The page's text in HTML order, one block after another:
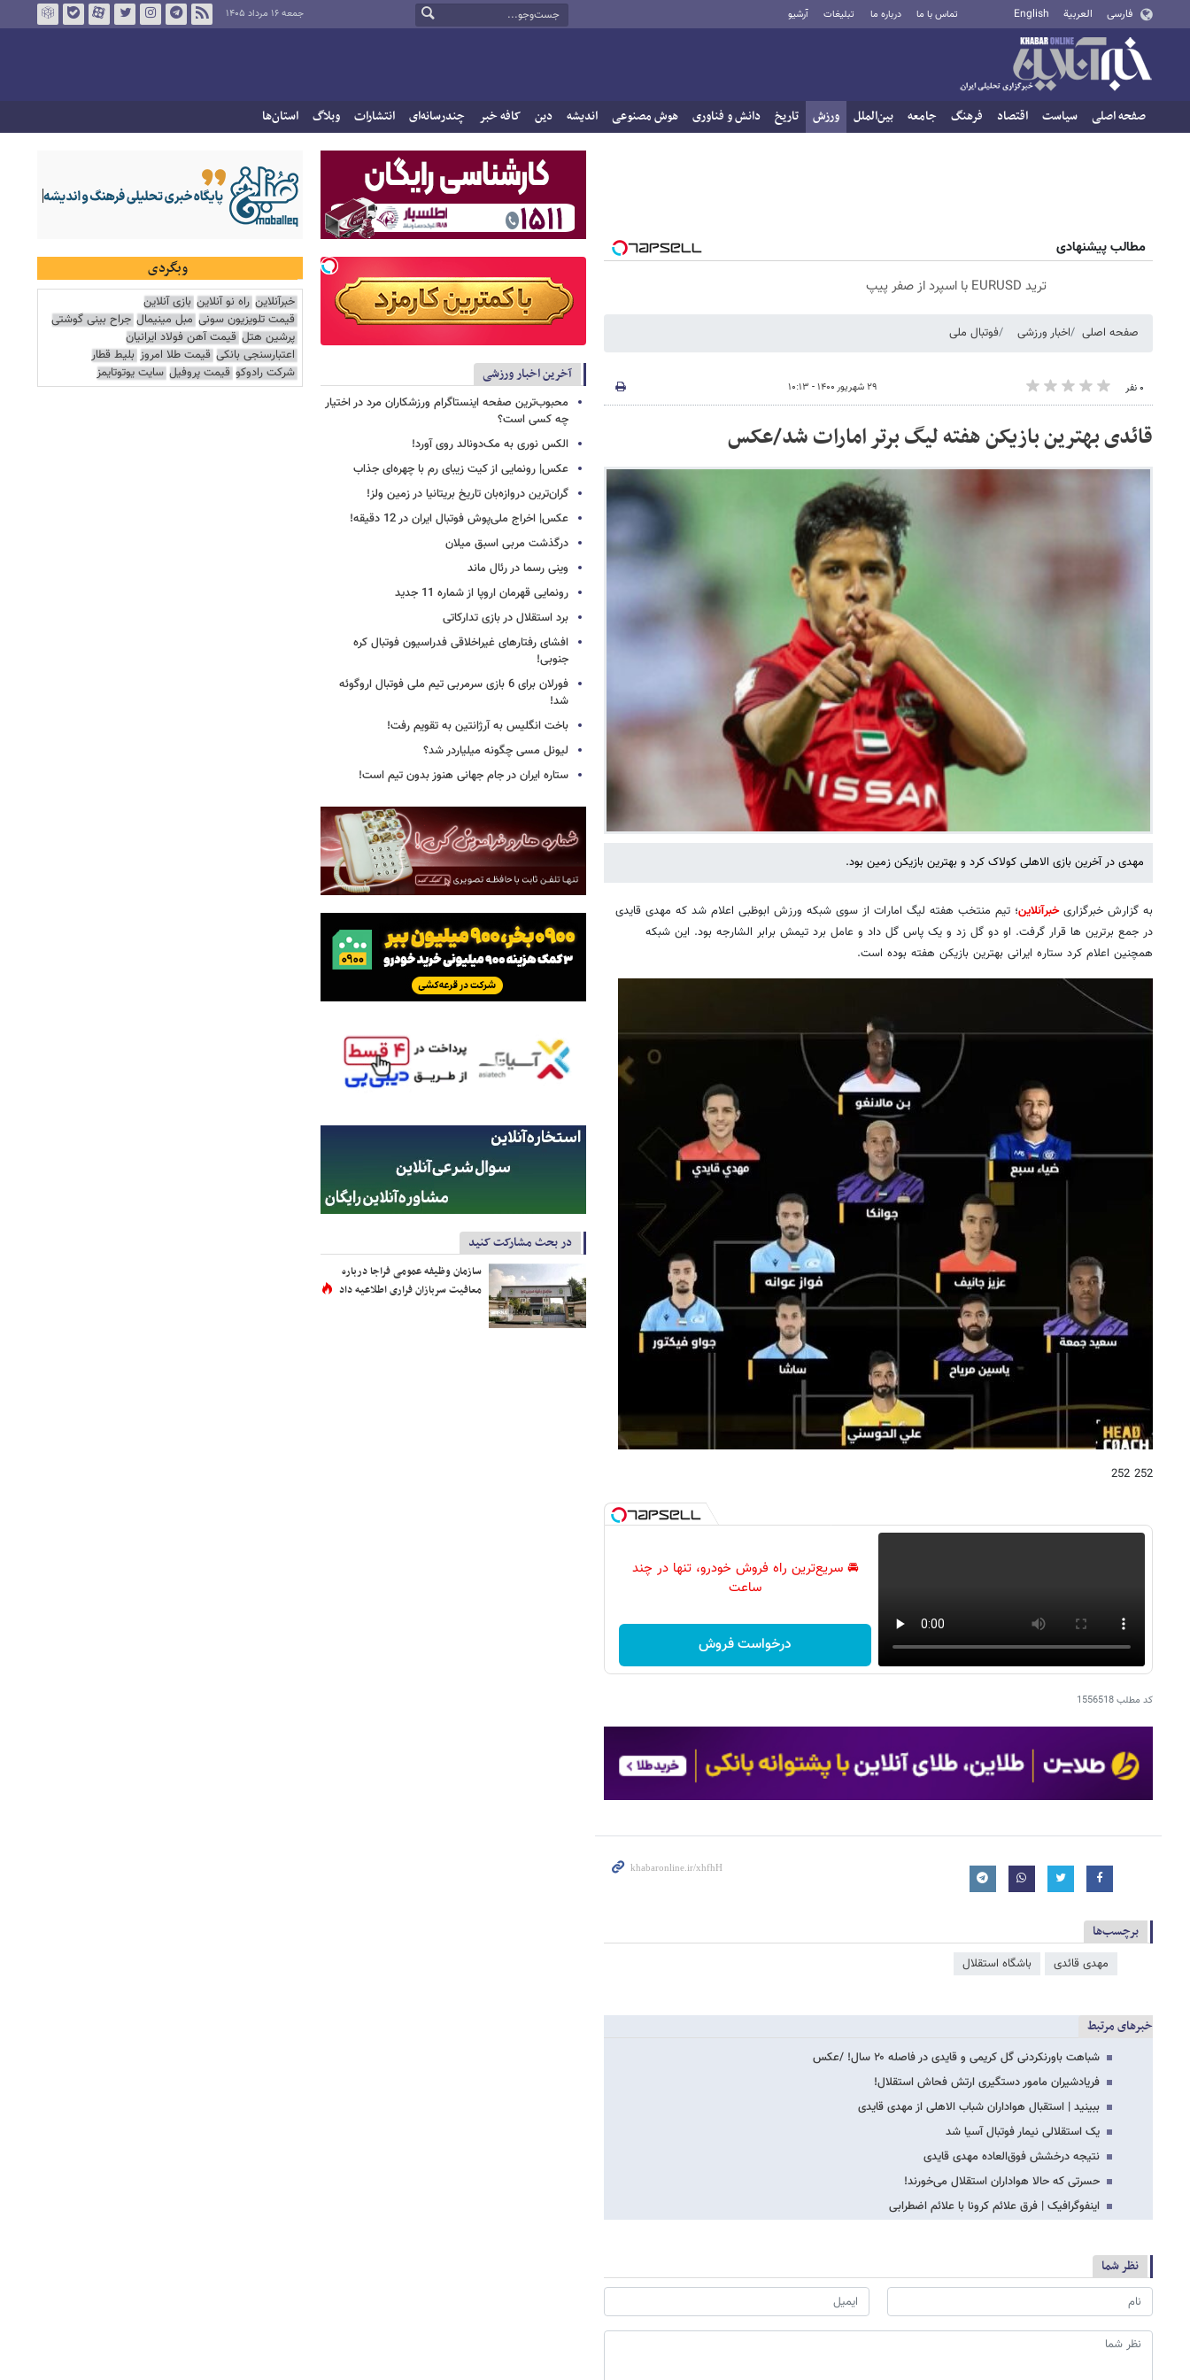
فارسی العربية English تماس با ما درباره ما تبلیغات آرشیو جمعه ۱۶ مرداد ۱۴۰۵
صفحه اصلی سیاست اقتصاد فرهنگ جامعه بین‌الملل ورزش تاریخ دانش و فناوری هوش مصنوعی اندیشه دین کافه خبر چندرسانه‌ای انتشارات وبلاگ استان‌ها
مطالب پیشنهادی
ترید EURUSD با اسپرد از صفر پیپ
صفحه اصلی اخبار ورزشی فوتبال ملی
۰ نفر ۲۹ شهریور ۱۴۰۰ - ۱۰:۱۳
قائدی بهترین بازیکن هفته لیگ برتر امارات شد/عکس
مهدی در آخرین بازی الاهلی کولاک کرد و بهترین بازیکن زمین بود.
به گزارش خبرگزاریخبرآنلاین؛ تیم منتخب هفته لیگ امارات از سوی شبکه ورزش ابوظبی اعلام شد که مهدی قایدی
در جمع برترین ها قرار گرفت. او دو گل زد و یک پاس گل داد و عامل برد تیمش برابر الشارجه بود. این شبکه
همچنین اعلام کرد ستاره ایرانی بهترین بازیکن هفته بوده است.
252 252
🚘 سریع‌ترین راه فروش خودرو، تنها در چند
ساعت
درخواست فروش
کد مطلب1556518
برچسب‌ها
مهدی قائدی باشگاه استقلال
خبرهای مرتبط
شباهت باورنکردنی گل کریمی و قایدی در فاصله ۲۰ سال! /عکس
فریادشیران مامور دستگیری ارتش فحاش استقلال!
ببینید | استقبال هواداران شباب الاهلی از مهدی قایدی
یک استقلالی نیمار فوتبال آسیا شد
نتیجه درخشش فوق‌العاده مهدی قایدی
حسرتی که حالا هواداران استقلال می‌خورند!
اینفوگرافیک | فرق علائم کرونا با علائم اضطرابی
نظر شما
آخرین اخبار ورزشی
محبوب‌ترین صفحه اینستاگرام ورزشکاران مرد در اختیار
چه کسی است؟
الکس نوری به مک‌دونالد روی آورد!
عکس| رونمایی از کیت زیبای رم با چهره‌ای جذاب
گران‌ترین دروازه‌بان تاریخ بریتانیا در زمین ولز!
عکس| اخراج ملی‌پوش فوتبال ایران در 12 دقیقه!
درگذشت مربی اسبق میلان
وینی رسما در رئال ماند
رونمایی قهرمان اروپا از شماره 11 جدید
برد استقلال در بازی تدارکاتی
افشای رفتارهای غیراخلاقی فدراسیون فوتبال کره
جنوبی!
فورلان برای 6 بازی سرمربی تیم ملی فوتبال اروگوئه
شد!
باخت انگلیس به آرژانتین به تقویم رفت!
لیونل مسی چگونه میلیاردر شد؟
ستاره ایران در جام جهانی هنوز بدون تیم است!
در بحث مشارکت کنید
سازمان وظیفه عمومی فراجا درباره
معافیت سربازان فراری اطلاعیه داد
وبگردی
خبرآنلاین راه نو آنلاین بازی آنلاین
قیمت تلویزیون سونی مبل مینیمال جراح بینی گوشتی
پرشین هتل قیمت آهن فولاد ایرانیان
اعتبارسنجی بانکی قیمت طلا امروز بلیط قطار
شرکت رادوکو قیمت پروفیل سایت یوتوتایمز